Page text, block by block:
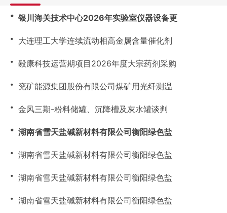
・ 银川海关技术中心2026年实验室仪器设备更
・ 大连理工大学连续流动相高金属含量催化剂
・ 毅康科技运营期项目2026年度大宗药剂采购
・ 兖矿能源集团股份有限公司煤矿用光纤测温
・ 金风三期-粉料储罐、沉降槽及灰水罐谈判
・ 湖南省雪天盐碱新材料有限公司衡阳绿色盐
・ 湖南省雪天盐碱新材料有限公司衡阳绿色盐
・ 湖南省雪天盐碱新材料有限公司衡阳绿色盐
・ 湖南省雪天盐碱新材料有限公司衡阳绿色盐